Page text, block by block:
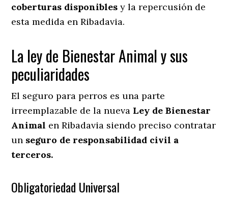
coberturas disponibles y la repercusión de
esta medida en Ribadavia.
La ley de Bienestar Animal y sus
peculiaridades
El seguro para perros es una parte
irreemplazable de la nueva Ley de Bienestar
Animal en Ribadavia siendo preciso contratar
un seguro de responsabilidad civil a
terceros.
Obligatoriedad Universal